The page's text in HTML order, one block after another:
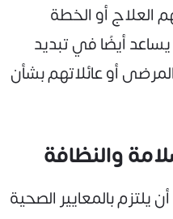
العلاج أو الخطة
يساعد أيضًا في تبديد
أو عائلاتهم بشأن
بالمعايير الصحية